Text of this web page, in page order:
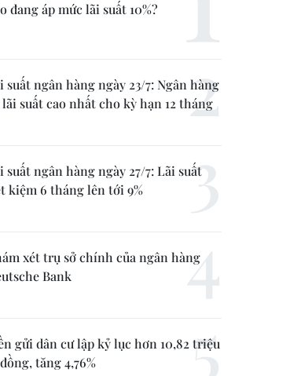
đang áp mức lãi suất 10%?
suất ngân hàng ngày 23/7: Ngân hàng
lãi suất cao nhất cho kỳ hạn 12 tháng
suất ngân hàng ngày 27/7: Lãi suất
kiệm 6 tháng lên tới 9%
xét trụ sở chính của ngân hàng
Bank
gửi dân cư lập kỷ lục hơn 10,82 triệu
tăng 4,76%